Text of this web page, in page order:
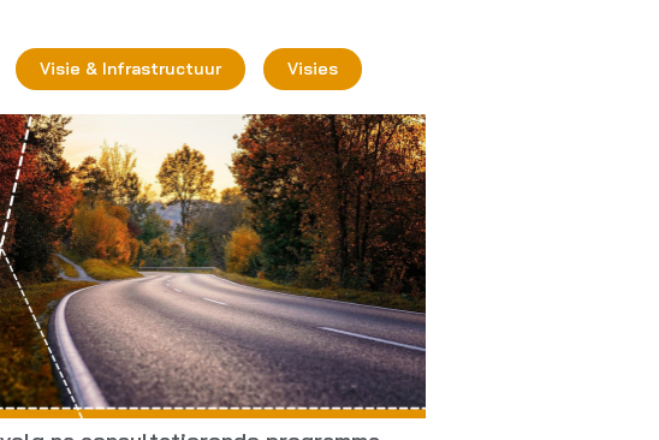
Visie & Infrastructuur Visies